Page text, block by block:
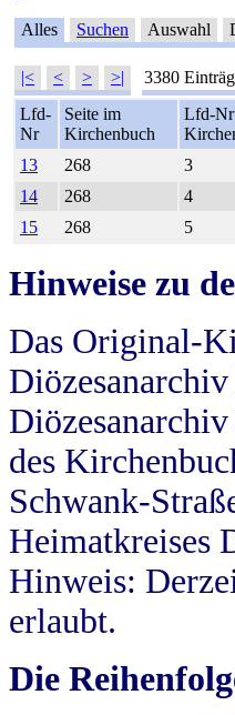
Alles Suchen Auswahl
|< < > >| 3380
Lfd-
Nr
Seite im
Kirchenbuch
Lfd-
13
268 3
14
268 4
15
268 5
Hinweise zu
Das Original-
des
Schwank-
Heimatkreises
Hinweis:
erlaubt.
Die